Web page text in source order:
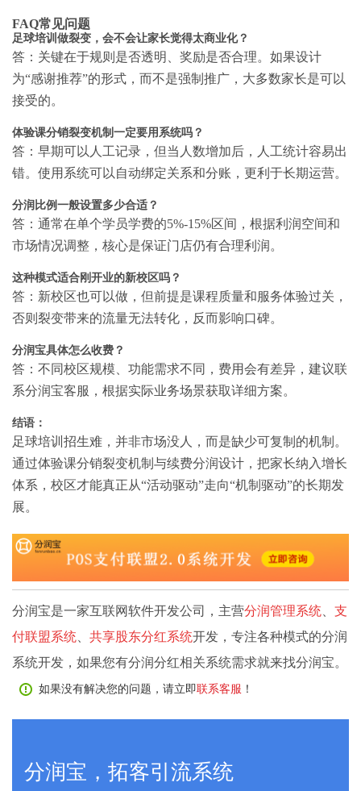
FAQ常见问题
足球培训做裂变，会不会让家长觉得太商业化？
答：关键在于规则是否透明、奖励是否合理。如果设计
为“感谢推荐”的形式，而不是强制推广，大多数家长是可以
接受的。
体验课分销裂变机制一定要用系统吗？
答：早期可以人工记录，但当人数增加后，人工统计容易出
错。使用系统可以自动绑定关系和分账，更利于长期运营。
分润比例一般设置多少合适？
答：通常在单个学员学费的5%-15%区间，根据利润空间和
市场情况调整，核心是保证门店仍有合理利润。
这种模式适合刚开业的新校区吗？
答：新校区也可以做，但前提是课程质量和服务体验过关，
否则裂变带来的流量无法转化，反而影响口碑。
分润宝具体怎么收费？
答：不同校区规模、功能需求不同，费用会有差异，建议联
系分润宝客服，根据实际业务场景获取详细方案。
结语：
足球培训招生难，并非市场没人，而是缺少可复制的机制。
通过体验课分销裂变机制与续费分润设计，把家长纳入增长
体系，校区才能真正从“活动驱动”走向“机制驱动”的长期发
展。
分润宝是一家互联网软件开发公司，主营分润管理系统
支
付联盟系统
共享股东分红系统开发，专注各种模式的分润
系统开发，如果您有分润分红相关系统需求就来找分润宝。
如果没有解决您的问题，请立即联系客服 ！
分润宝，拓客引流系统